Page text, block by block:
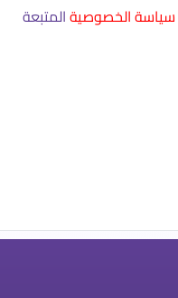
سياسة الخصوصية المتبعة